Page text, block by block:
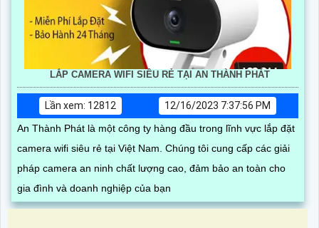
LẮP CAMERA WIFI SIÊU RẺ TẠI AN THÀNH PHÁT
Lần xem: 12812
12/16/2023 7:37:56 PM
An Thành Phát là một công ty hàng đầu trong lĩnh vực lắp đặt
camera wifi siêu rẻ tại Việt Nam. Chúng tôi cung cấp các giải
pháp camera an ninh chất lượng cao, đảm bảo an toàn cho
gia đình và doanh nghiệp của bạn